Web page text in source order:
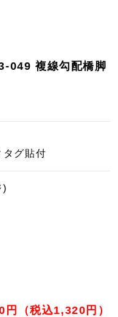
049 複線勾配橋脚
タグ貼付
)
円（税込1,320円）